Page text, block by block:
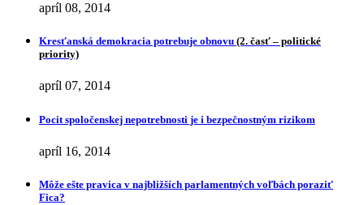
apríl 08, 2014
Kresťanská demokracia potrebuje obnovu (2. časť – politické
priority)
apríl 07, 2014
Pocit spoločenskej nepotrebnosti je i bezpečnostným rizikom
apríl 16, 2014
Môže ešte pravica v najbližších parlamentných voľbách poraziť
Fica?